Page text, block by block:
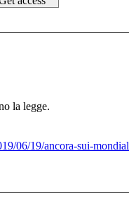
la legge.
06/19/ancora-sui-